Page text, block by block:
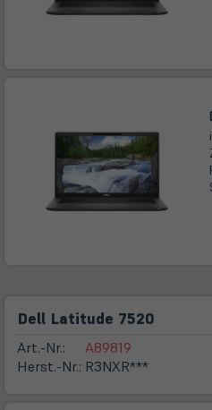
Dell Latitude 7520
Art.-Nr.:
Herst.-Nr.:
A89819
R3NXR***